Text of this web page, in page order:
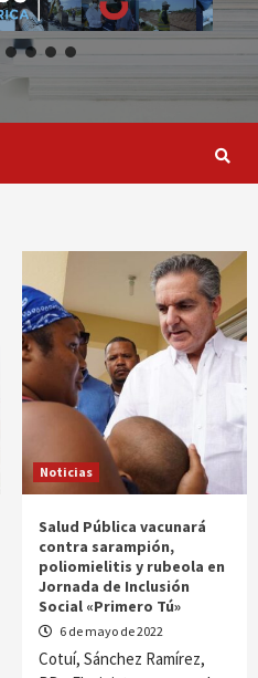
Noticias
Salud Pública vacunará
contra sarampión,
poliomielitis y rubeola en
Jornada de Inclusión
Social «Primero Tú»
6 de mayo de 2022
Cotuí, Sánchez Ramírez,